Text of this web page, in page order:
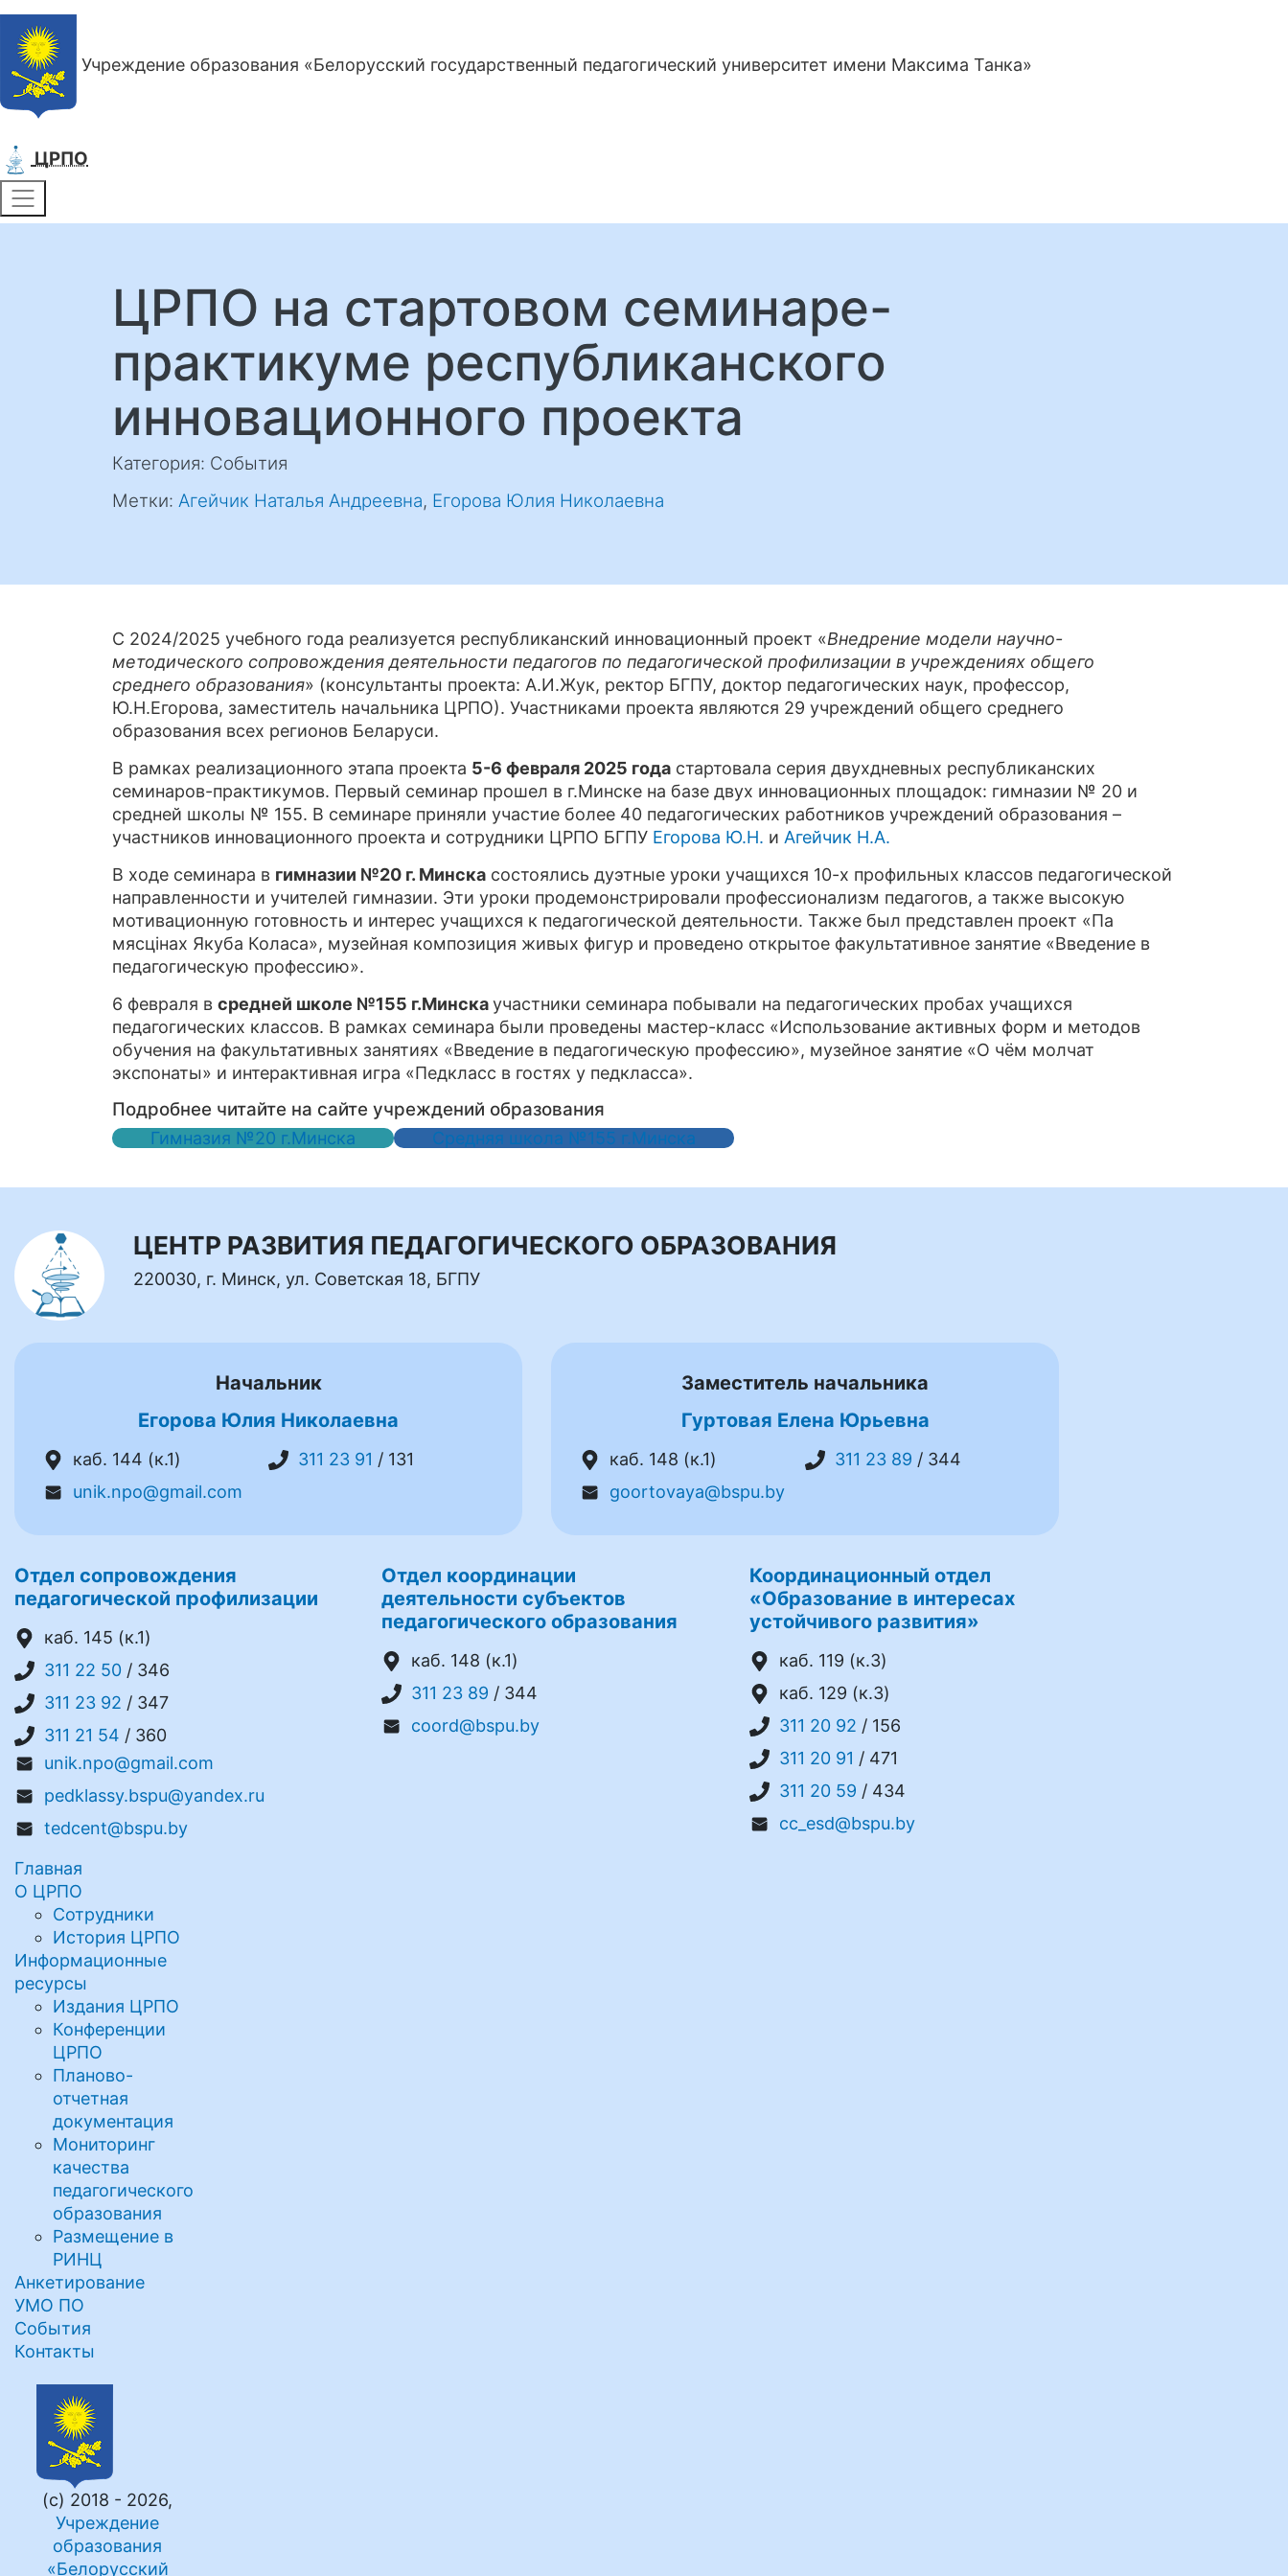
Учреждение образования «Белорусский государственный педагогический университет имени Максима Танка»
ЦРПО
ЦРПО на стартовом семинаре-
практикуме республиканского
инновационного проекта
Категория: События
Метки: Агейчик Наталья Андреевна, Егорова Юлия Николаевна
С 2024/2025 учебного года реализуется республиканский инновационный проект «Внедрение модели научно-
методического сопровождения деятельности педагогов по педагогической профилизации в учреждениях общего
среднего образования» (консультанты проекта: А.И.Жук, ректор БГПУ, доктор педагогических наук, профессор,
Ю.Н.Егорова, заместитель начальника ЦРПО). Участниками проекта являются 29 учреждений общего среднего
образования всех регионов Беларуси.
В рамках реализационного этапа проекта 5-6 февраля 2025 года стартовала серия двухдневных республиканских
семинаров-практикумов. Первый семинар прошел в г.Минске на базе двух инновационных площадок: гимназии № 20 и
средней школы № 155. В семинаре приняли участие более 40 педагогических работников учреждений образования –
участников инновационного проекта и сотрудники ЦРПО БГПУ Егорова Ю.Н. и Агейчик Н.А.
В ходе семинара в гимназии №20 г. Минска состоялись дуэтные уроки учащихся 10-х профильных классов педагогической
направленности и учителей гимназии. Эти уроки продемонстрировали профессионализм педагогов, а также высокую
мотивационную готовность и интерес учащихся к педагогической деятельности. Также был представлен проект «Па
мясцiнах Якуба Коласа», музейная композиция живых фигур и проведено открытое факультативное занятие «Введение в
педагогическую профессию».
6 февраля в средней школе №155 г.Минскаучастники семинара побывали на педагогических пробах учащихся
педагогических классов. В рамках семинара были проведены мастер-класс «Использование активных форм и методов
обучения на факультативных занятиях «Введение в педагогическую профессию», музейное занятие «О чём молчат
экспонаты» и интерактивная игра «Педкласс в гостях у педкласса».
Подробнее читайте на сайте учреждений образования
Гимназия №20 г.Минска Средняя школа №155 г.Минска
ЦЕНТР РАЗВИТИЯ ПЕДАГОГИЧЕСКОГО ОБРАЗОВАНИЯ
220030, г. Минск, ул. Советская 18, БГПУ
Начальник
Егорова Юлия Николаевна
каб. 144 (к.1) 311 23 91 / 131
unik.npo@gmail.com
Заместитель начальника
Гуртовая Елена Юрьевна
каб. 148 (к.1) 311 23 89 / 344
goortovaya@bspu.by
Отдел сопровождения
педагогической профилизации
каб. 145 (к.1)
311 22 50 / 346
311 23 92 / 347
311 21 54 / 360
unik.npo@gmail.com
pedklassy.bspu@yandex.ru
tedcent@bspu.by
Отдел координации
деятельности субъектов
педагогического образования
каб. 148 (к.1)
311 23 89 / 344
coord@bspu.by
Координационный отдел
«Образование в интересах
устойчивого развития»
каб. 119 (к.3)
каб. 129 (к.3)
311 20 92 / 156
311 20 91 / 471
311 20 59 / 434
cc_esd@bspu.by
Главная
О ЦРПО
Сотрудники
История ЦРПО
Информационные
ресурсы
Издания ЦРПО
Конференции
ЦРПО
Планово-
отчетная
документация
Мониторинг
качества
педагогического
образования
Размещение в
РИНЦ
Анкетирование
УМО ПО
События
Контакты
(с) 2018 - 2026,
Учреждение
образования
«Белорусский